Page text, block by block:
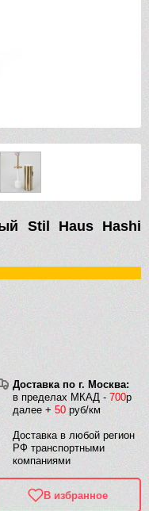
Stil Haus Hashi
Доставка по г. Москва:
в пределах МКАД - 700р
далее + 50 руб/км
Доставка в любой регион
РФ транспортными
компаниями
В избранное